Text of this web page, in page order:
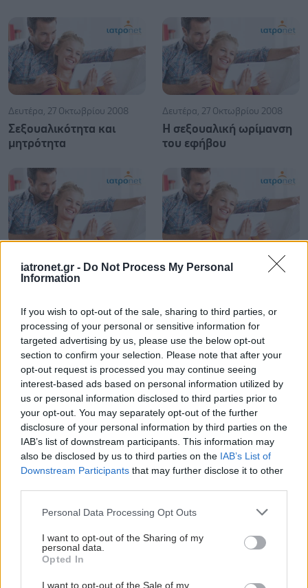
iatronet.gr - Do Not Process My Personal
Information
If you wish to opt-out of the sale, sharing to third parties, or
processing of your personal or sensitive information for
targeted advertising by us, please use the below opt-out
section to confirm your selection. Please note that after your
opt-out request is processed you may continue seeing
interest-based ads based on personal information utilized by
us or personal information disclosed to third parties prior to
your opt-out. You may separately opt-out of the further
disclosure of your personal information by third parties on the
IAB’s list of downstream participants. This information may
also be disclosed by us to third parties on the IAB’s List of
Downstream Participants that may further disclose it to other
Please note that this website/app uses one or more Google
not limited to your visit or usage behaviour. You may click to
grant or deny consent to Google and its third-party tags to
use your data for below specified purposes in below Google
consent section.
Personal Data Processing Opt Outs
I want to opt-out of the Sharing of my
personal data.
Opted In
I want to opt-out of the Sale of my
Δευτέρα, 27 Οκτωβρίου 2008
Σεξουαλικότητα και
μητρότητα
Δευτέρα, 27 Οκτωβρίου 2008
Η σεξουαλική ωρίμανση
του εφήβου
Κυριακή, 26 Οκτωβρίου 2008
Το τέλος της εφηβείας
Κυριακή, 26 Οκτωβρίου 2008
Κυριακή, 26 Οκτωβρίου 2008
Ο αυνανισμός στους
ενήλικους
Κυριακή, 26 Οκτωβρίου 2008
Δυσπαρευνία
Σάββατο, 25 Οκτωβρίου 2008
Η σύντροφος μπροστά
Κλιμακτήριος και